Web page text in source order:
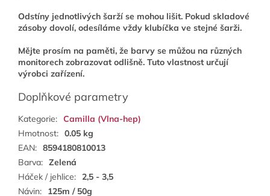
Odstíny jednotlivých šarží se mohou lišit. Pokud skladové
zásoby dovolí, odesíláme vždy klubíčka ve stejné šarži.
Mějte prosím na paměti, že barvy se můžou na různých
monitorech zobrazovat odlišně. Tuto vlastnost určují
výrobci zařízení.
Doplňkové parametry
Kategorie: Camilla (Vlna-hep)
Hmotnost: 0.05 kg
EAN: 8594180810013
Barva: Zelená
Háček / jehlice: 2,5 - 3,5
Návin:
125m / 50g